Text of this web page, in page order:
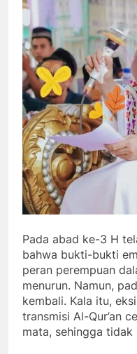
Pada abad ke-3 H
bahwa bukti-bukti
peran perempuan
menurun. Namun,
kembali. Kala itu,
transmisi Al-Qur’an
mata, sehingga tidak